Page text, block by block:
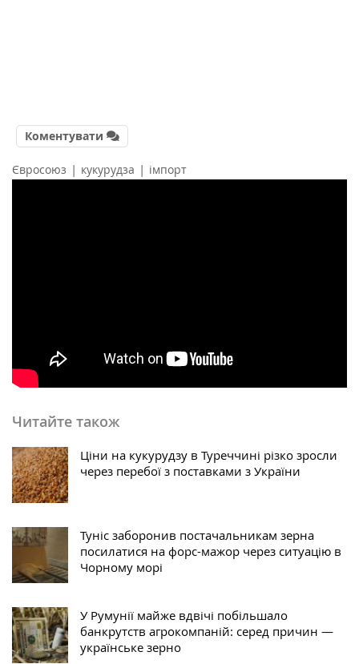
Коментувати
Євросоюз | кукурудза | імпорт
Читайте також
Ціни на кукурудзу в Туреччині різко зросли
через перебої з поставками з України
Туніс заборонив постачальникам зерна
посилатися на форс-мажор через ситуацію в
Чорному морі
У Румунії майже вдвічі побільшало
банкрутств агрокомпаній: серед причин —
українське зерно